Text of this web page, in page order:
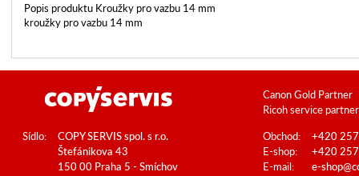
Popis produktu Kroužky pro vazbu 14 mm
kroužky pro vazbu 14 mm
Canon Gold Partner
Ricoh service partner
Sídlo:
COPY SERVIS spol. s r.o.
Štefánikova 43
150 00 Praha 5 - Smíchov
Obchod:
+420
E-shop:
+420
E-mail:
e-